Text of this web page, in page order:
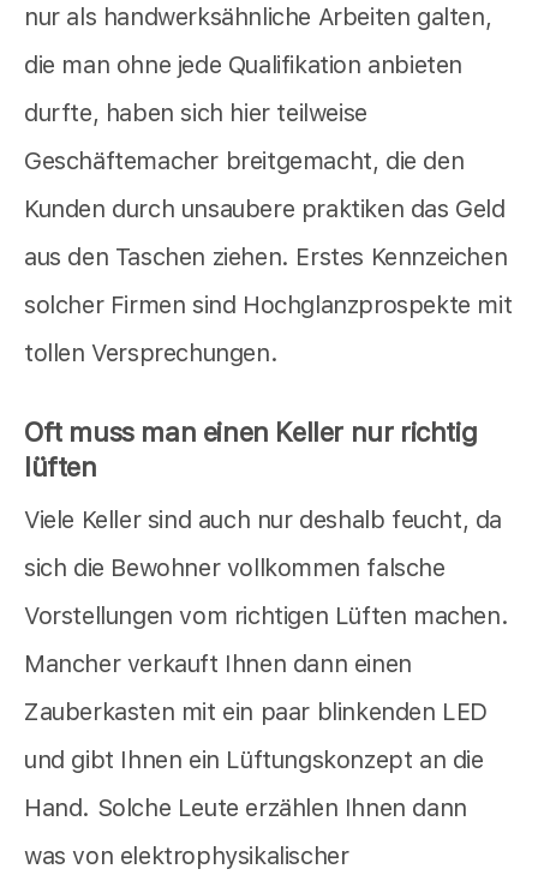
nur als handwerksähnliche Arbeiten galten,
die man ohne jede Qualifikation anbieten
durfte, haben sich hier teilweise
Geschäftemacher breitgemacht, die den
Kunden durch unsaubere praktiken das Geld
aus den Taschen ziehen. Erstes Kennzeichen
solcher Firmen sind Hochglanzprospekte mit
tollen Versprechungen.
Oft muss man einen Keller nur richtig
lüften
Viele Keller sind auch nur deshalb feucht, da
sich die Bewohner vollkommen falsche
Vorstellungen vom richtigen Lüften machen.
Mancher verkauft Ihnen dann einen
Zauberkasten mit ein paar blinkenden LED
und gibt Ihnen ein Lüftungskonzept an die
Hand. Solche Leute erzählen Ihnen dann
was von elektrophysikalischer